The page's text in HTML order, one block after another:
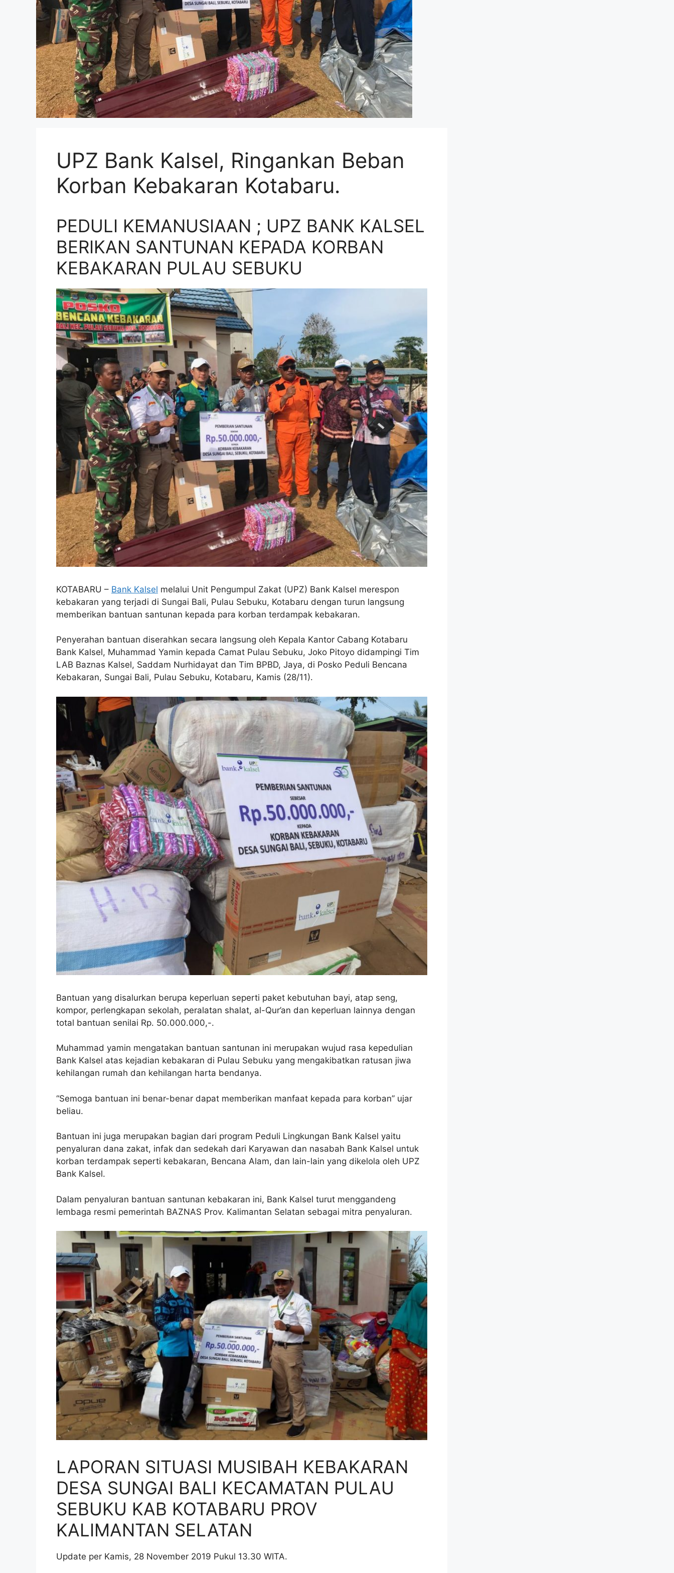
UPZ Bank Kalsel, Ringankan Beban
Korban Kebakaran Kotabaru.
PEDULI KEMANUSIAAN ; UPZ BANK KALSEL
BERIKAN SANTUNAN KEPADA KORBAN
KEBAKARAN PULAU SEBUKU
KOTABARU – Bank Kalsel melalui Unit Pengumpul Zakat (UPZ) Bank Kalsel merespon
kebakaran yang terjadi di Sungai Bali, Pulau Sebuku, Kotabaru dengan turun langsung
memberikan bantuan santunan kepada para korban terdampak kebakaran.
Penyerahan bantuan diserahkan secara langsung oleh Kepala Kantor Cabang Kotabaru
Bank Kalsel, Muhammad Yamin kepada Camat Pulau Sebuku, Joko Pitoyo didampingi Tim
LAB Baznas Kalsel, Saddam Nurhidayat dan Tim BPBD, Jaya, di Posko Peduli Bencana
Kebakaran, Sungai Bali, Pulau Sebuku, Kotabaru, Kamis (28/11).
Bantuan yang disalurkan berupa keperluan seperti paket kebutuhan bayi, atap seng,
kompor, perlengkapan sekolah, peralatan shalat, al-Qur’an dan keperluan lainnya dengan
total bantuan senilai Rp. 50.000.000,-.
Muhammad yamin mengatakan bantuan santunan ini merupakan wujud rasa kepedulian
Bank Kalsel atas kejadian kebakaran di Pulau Sebuku yang mengakibatkan ratusan jiwa
kehilangan rumah dan kehilangan harta bendanya.
“Semoga bantuan ini benar-benar dapat memberikan manfaat kepada para korban” ujar
beliau.
Bantuan ini juga merupakan bagian dari program Peduli Lingkungan Bank Kalsel yaitu
penyaluran dana zakat, infak dan sedekah dari Karyawan dan nasabah Bank Kalsel untuk
korban terdampak seperti kebakaran, Bencana Alam, dan lain-lain yang dikelola oleh UPZ
Bank Kalsel.
Dalam penyaluran bantuan santunan kebakaran ini, Bank Kalsel turut menggandeng
lembaga resmi pemerintah BAZNAS Prov. Kalimantan Selatan sebagai mitra penyaluran.
LAPORAN SITUASI MUSIBAH KEBAKARAN
DESA SUNGAI BALI KECAMATAN PULAU
SEBUKU KAB KOTABARU PROV
KALIMANTAN SELATAN
Update per Kamis, 28 November 2019 Pukul 13.30 WITA.